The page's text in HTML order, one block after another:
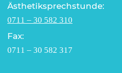
Ästhetiksprechstunde:
0711 – 30 582 310
Fax:
0711 – 30 582 317